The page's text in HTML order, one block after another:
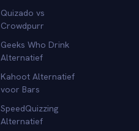
Quizado vs
Crowdpurr
Geeks Who Drink
Alternatief
Kahoot Alternatief
voor Bars
SpeedQuizzing
Alternatief